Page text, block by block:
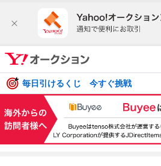
毎日引けるくじ 今すぐ挑戦